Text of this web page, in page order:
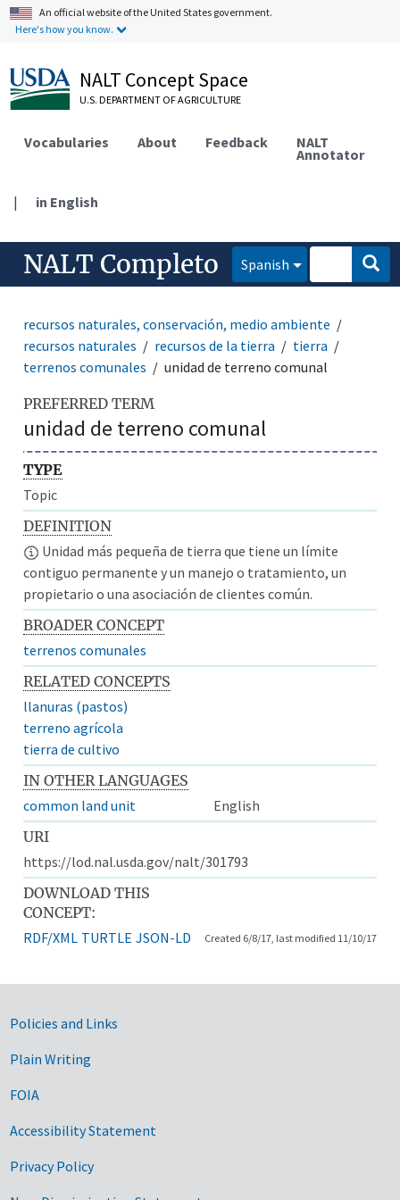
An official website of the United States government.
Here's how you know.
NALT Concept Space
U.S. DEPARTMENT OF AGRICULTURE
Vocabularies About Feedback NALT
Annotator
| in English
NALT Completo Spanish
recursos naturales, conservación, medio ambiente
recursos naturales
recursos de la tierra
tierra
terrenos comunales
unidad de terreno comunal
PREFERRED TERM
unidad de terreno comunal
TYPE
Topic
DEFINITION
Unidad más pequeña de tierra que tiene un límite
contiguo permanente y un manejo o tratamiento, un
propietario o una asociación de clientes común.
BROADER CONCEPT
terrenos comunales
RELATED CONCEPTS
llanuras (pastos)
terreno agrícola
tierra de cultivo
IN OTHER LANGUAGES
common land unit
English
URI
https://lod.nal.usda.gov/nalt/301793
DOWNLOAD THIS
CONCEPT:
RDF/XML TURTLE JSON-LD Created 6/8/17, last modified 11/10/17
Government Links
Policies and Links
Plain Writing
FOIA
Accessibility Statement
Privacy Policy